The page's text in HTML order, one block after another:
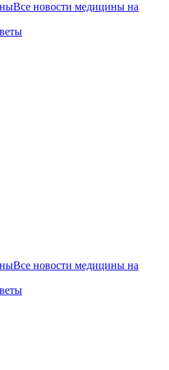
Все новости медицины на
Все новости медицины на